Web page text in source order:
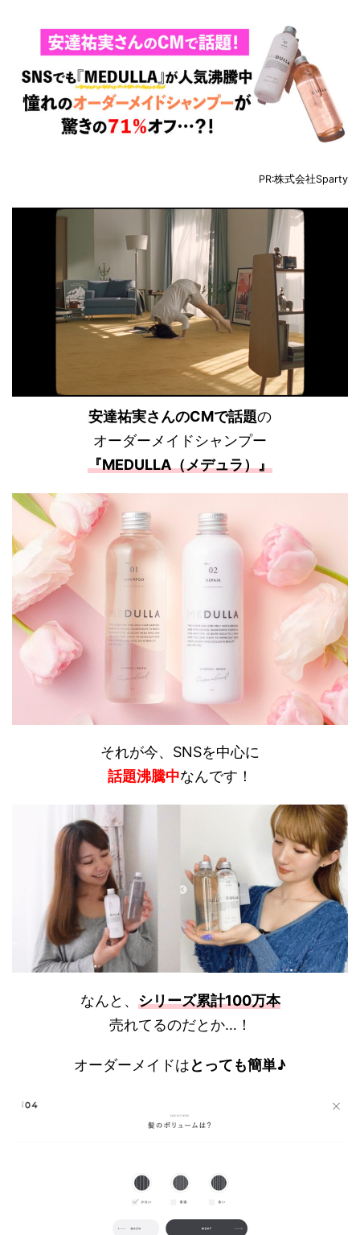
PR:株式会社Sparty
安達祐実さんのCMで話題の
オーダーメイドシャンプー
『MEDULLA（メデュラ）』
それが今、SNSを中心に
話題沸騰中なんです！
なんと、 シリーズ累計100万本
売れてるのだとか…！
オーダーメイドはとっても簡単♪